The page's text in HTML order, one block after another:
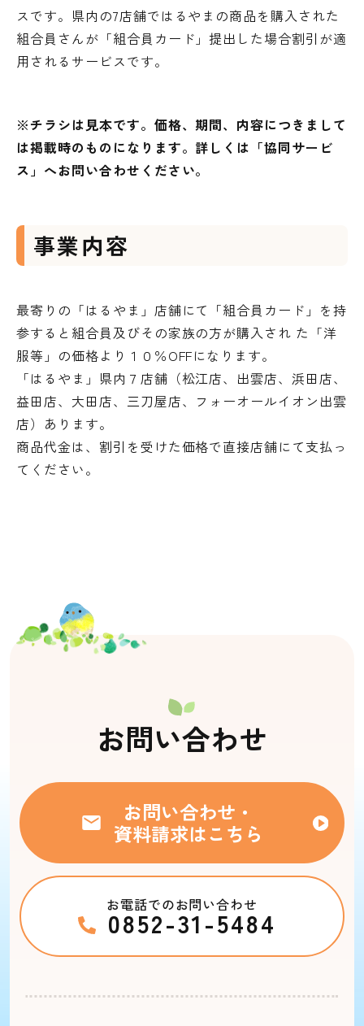
スです。県内の7店舗ではるやまの商品を購入された
組合員さんが「組合員カード」提出した場合割引が適
用されるサービスです。
※チラシは見本です。価格、期間、内容につきまして
は掲載時のものになります。詳しくは「協同サービ
ス」へお問い合わせください。
事業内容
最寄りの「はるやま」店舗にて「組合員カード」を持
参すると組合員及びその家族の方が購入され た「洋
服等」の価格より１０％OFFになります。
「はるやま」県内７店舗（松江店、出雲店、浜田店、
益田店、大田店、三刀屋店、フォーオールイオン出雲
店）あります。
商品代金は、割引を受けた価格で直接店舗にて支払っ
てください。
お問い合わせ
お問い合わせ・
資料請求はこちら
お電話でのお問い合わせ
0852-31-5484